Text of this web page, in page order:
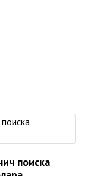
поиска